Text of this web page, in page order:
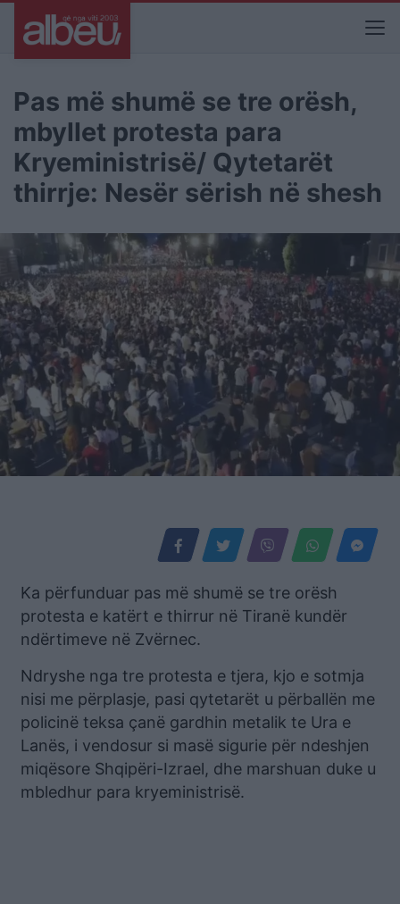
Pas më shumë se tre orësh,
mbyllet protesta para
Kryeministrisë/ Qytetarët
thirrje: Nesër sërish në shesh
Ka përfunduar pas më shumë se tre orësh
protesta e katërt e thirrur në Tiranë kundër
ndërtimeve në Zvërnec.
Ndryshe nga tre protesta e tjera, kjo e sotmja
nisi me përplasje, pasi qytetarët u përballën me
policinë teksa çanë gardhin metalik te Ura e
Lanës, i vendosur si masë sigurie për ndeshjen
miqësore Shqipëri-Izrael, dhe marshuan duke u
mbledhur para kryeministrisë.